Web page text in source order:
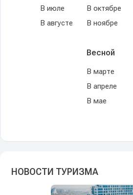
В июле
В августе
В октябре
В ноябре
Весной
В марте
В апреле
В мае
НОВОСТИ ТУРИЗМА